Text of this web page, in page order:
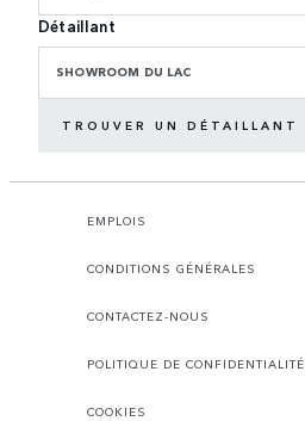
Détaillant
SHOWROOM DU LAC
TROUVER UN DÉTAILLANT
EMPLOIS
CONDITIONS GÉNÉRALES
CONTACTEZ-NOUS
POLITIQUE DE CONFIDENTIALITÉ
COOKIES